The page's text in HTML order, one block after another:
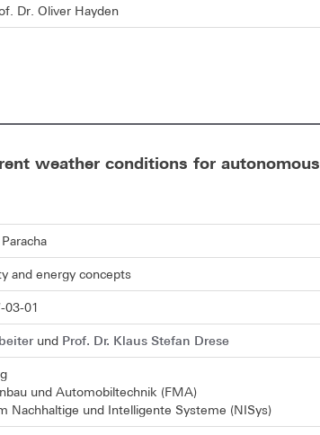
Dr. Oliver Hayden
weather conditions for autonomous
and energy concepts
03-01
und Prof. Dr. Klaus Stefan Drese
und Automobiltechnik (FMA)
Nachhaltige und Intelligente Systeme (NISys)